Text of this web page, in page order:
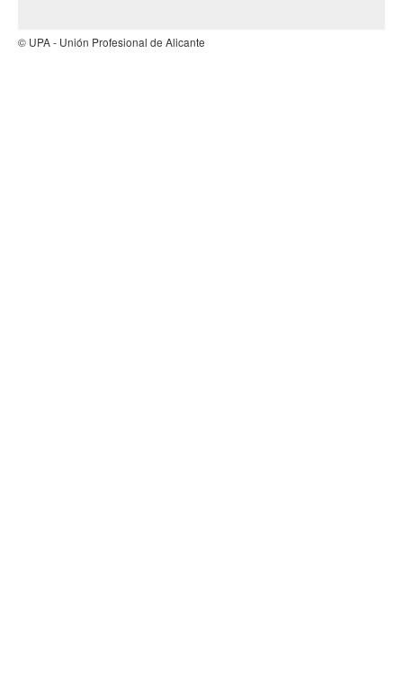
© UPA - Unión Profesional de Alicante